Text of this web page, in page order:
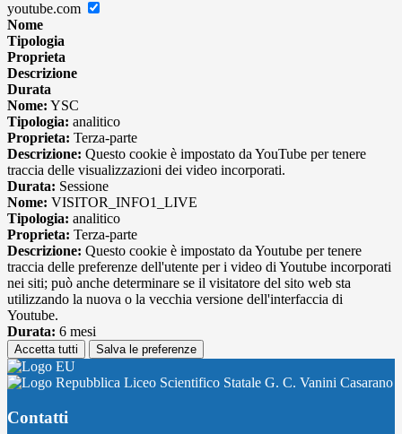
youtube.com
Nome
Tipologia
Proprieta
Descrizione
Durata
Nome: YSC
Tipologia: analitico
Proprieta: Terza-parte
Descrizione: Questo cookie è impostato da YouTube per tenere
traccia delle visualizzazioni dei video incorporati.
Durata: Sessione
Nome: VISITOR_INFO1_LIVE
Tipologia: analitico
Proprieta: Terza-parte
Descrizione: Questo cookie è impostato da Youtube per tenere
traccia delle preferenze dell'utente per i video di Youtube incorporati
nei siti; può anche determinare se il visitatore del sito web sta
utilizzando la nuova o la vecchia versione dell'interfaccia di
Youtube.
Durata: 6 mesi
Accetta tutti Salva le preferenze
Liceo Scientifico Statale G. C. Vanini Casarano
Contatti